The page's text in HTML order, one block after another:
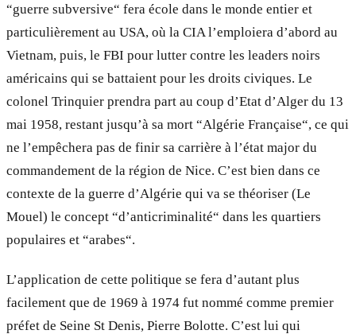
“guerre subversive“ fera école dans le monde entier et
particulièrement au USA, où la CIA l’emploiera d’abord au
Vietnam, puis, le FBI pour lutter contre les leaders noirs
américains qui se battaient pour les droits civiques. Le
colonel Trinquier prendra part au coup d’Etat d’Alger du 13
mai 1958, restant jusqu’à sa mort “Algérie Française“, ce qui
ne l’empêchera pas de finir sa carrière à l’état major du
commandement de la région de Nice. C’est bien dans ce
contexte de la guerre d’Algérie qui va se théoriser (Le
Mouel) le concept “d’anticriminalité“ dans les quartiers
populaires et “arabes“.
L’application de cette politique se fera d’autant plus
facilement que de 1969 à 1974 fut nommé comme premier
préfet de Seine St Denis, Pierre Bolotte. C’est lui qui